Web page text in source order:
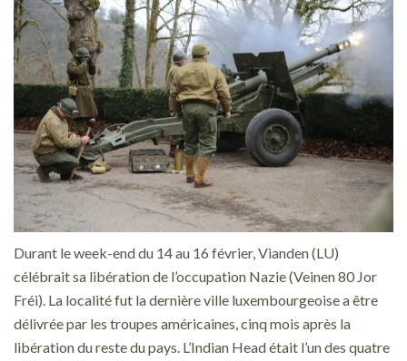
Durant le week-end du 14 au 16 février, Vianden (LU)
célébrait sa libération de l’occupation Nazie (Veinen 80 Jor
Fréi). La localité fut la dernière ville luxembourgeoise a être
délivrée par les troupes américaines, cinq mois après la
libération du reste du pays. L’Indian Head était l’un des quatre